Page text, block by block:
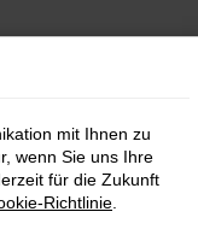
mit Ihnen zu
wenn Sie uns Ihre
für die Zukunft
Richtlinie